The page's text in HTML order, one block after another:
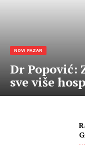
NOVI PAZAR
Dr Popović:
sve više